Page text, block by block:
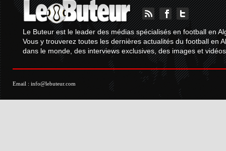
Le Buteur est le leader des médias spécialisés en football en
Vous y trouverez toutes les dernières actualités du football en
dans le monde, des interviews exclusives, des images et
Email : info@lebuteur.com